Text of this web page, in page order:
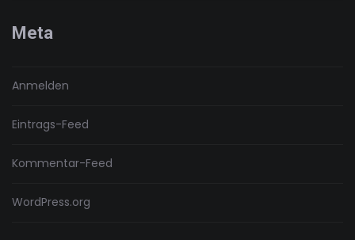
Meta
Anmelden
Eintrags-Feed
Kommentar-Feed
WordPress.org